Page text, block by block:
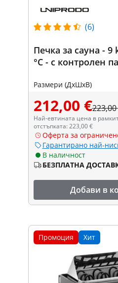
(6)
Печка за сауна - 9
°C - с контролен
Размери (ДxШxВ)
212,00 €223,00
Най-евтината цена в
отстъпката: 223,00 €
Оферта за
Гарантирано най-
В наличност
БЕЗПЛАТНА
Добави в
Промоция Хит